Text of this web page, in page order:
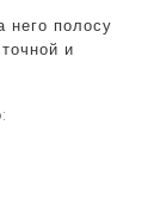
него полосу
и